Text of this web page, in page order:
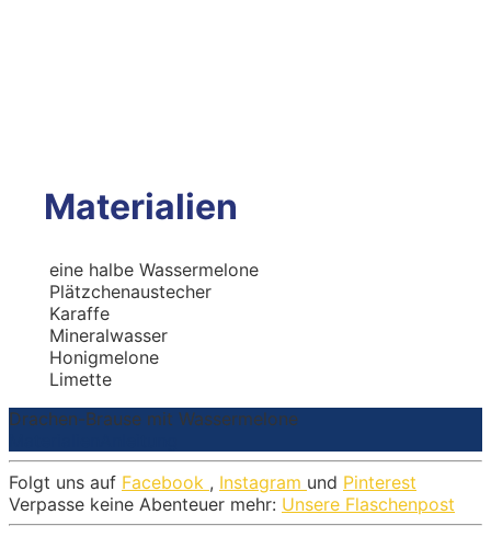
Materialien
eine halbe Wassermelone
Plätzchenaustecher
Karaffe
Mineralwasser
Honigmelone
Limette
Drachen-Brause mit Wassermelone
Folgt uns auf Facebook , Instagram und Pinterest
Verpasse keine Abenteuer mehr: Unsere Flaschenpost